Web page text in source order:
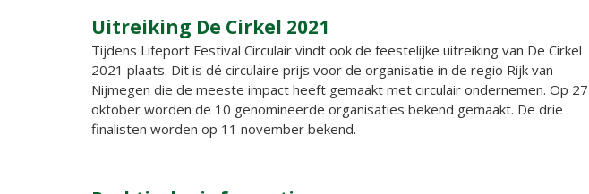
Uitreiking De Cirkel 2021
Tijdens Lifeport Festival Circulair vindt ook de feestelijke uitreiking van De Cirkel
2021 plaats. Dit is dé circulaire prijs voor de organisatie in de regio Rijk van
Nijmegen die de meeste impact heeft gemaakt met circulair ondernemen. Op 27
oktober worden de 10 genomineerde organisaties bekend gemaakt. De drie
finalisten worden op 11 november bekend.